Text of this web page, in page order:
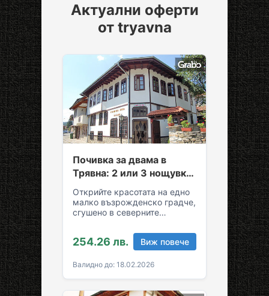
Актуални оферти
от tryavna
Почивка за двама в
Трявна: 2 или 3 нощувки
със закуски и вечери
Открийте красотата на едно
малко възрожденско градче,
сгушено в северните
За вашия комфортен престой
в Трявна…
254.26 лв. Виж повече
Валидно до: 18.02.2026